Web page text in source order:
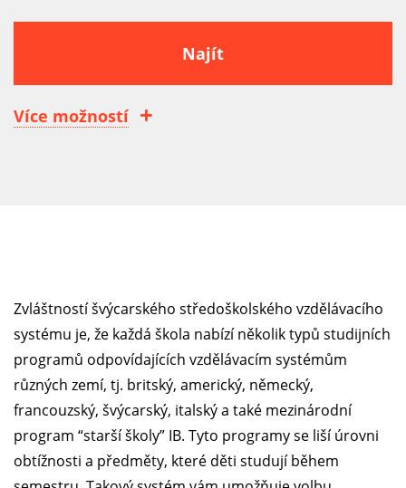
Najít
Více možností
Zvláštností švýcarského středoškolského vzdělávacího
systému je, že každá škola nabízí několik typů studijních
programů odpovídajících vzdělávacím systémům
různých zemí, tj. britský, americký, německý,
francouzský, švýcarský, italský a také mezinárodní
program “starší školy” IB. Tyto programy se liší úrovni
obtížnosti a předměty, které děti studují během